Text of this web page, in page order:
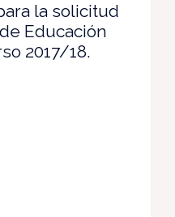
la solicitud
Educación
2017/18.